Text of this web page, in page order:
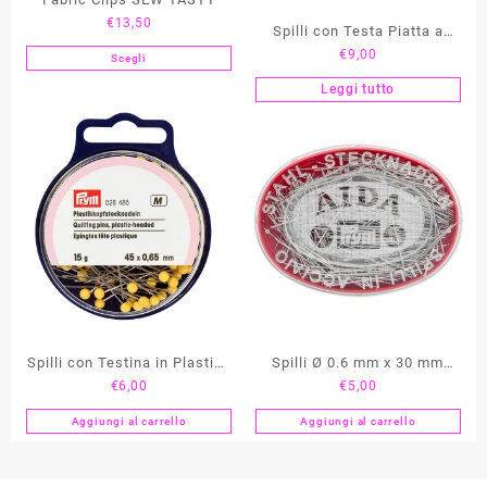
€ 13,50
ScegliQuesto
ha
più
varianti.
opzioni
possono
scelte
nella
pagina
prodotto
Spilli con Testa Piatta a
Fiore PRYM
€9,00
Leggi tutto
Spilli con Testina in Plastica
Gialla PRYM
€6,00
Aggiungi al carrello
Spilli Ø 0.6 mm x 30 mm
AIDA PRYM
€ 5,00
Aggiungi al carrello